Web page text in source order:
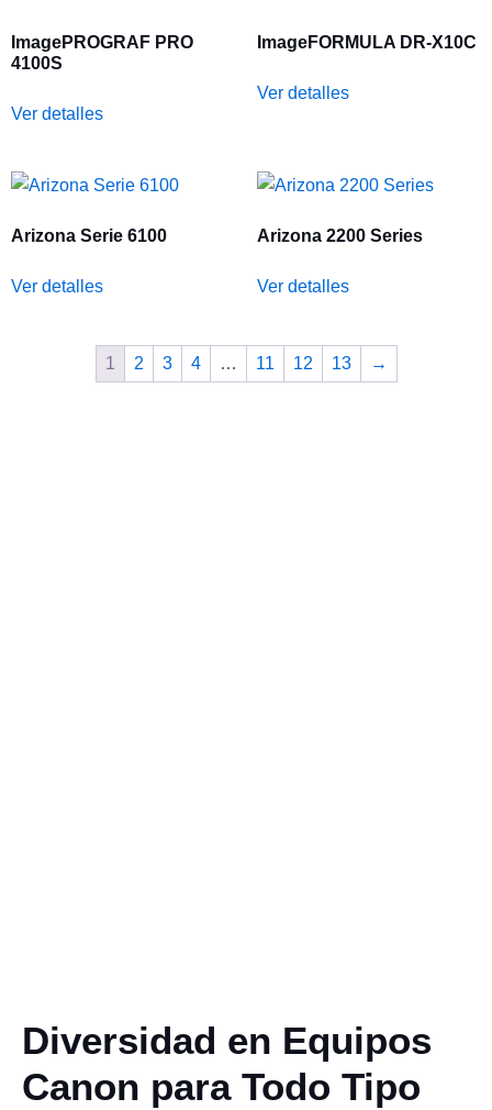
ImagePROGRAF PRO
4100S
Ver detalles
ImageFORMULA DR-X10C
Ver detalles
Arizona Serie 6100
Ver detalles
Arizona 2200 Series
Ver detalles
1 2 3 4 … 11 12 13 →
Diversidad en Equipos
Canon para Todo Tipo